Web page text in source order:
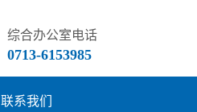
综合办公室电话
0713-6153985
联系我们